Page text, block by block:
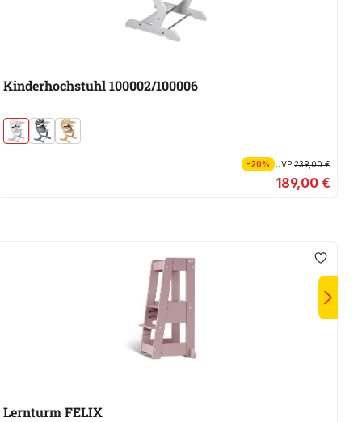
Kinderhochstuhl 100002/100006
-20% UVP 239,00 €
189,00 €
Lernturm FELIX